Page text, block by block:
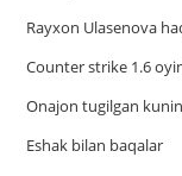
Rayxon Ulasenova
Counter strike 1.6
Onajon tugilgan
Eshak bilan baqalar